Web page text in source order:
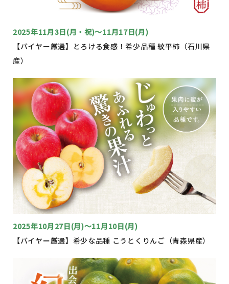
2025年11月3日(月・祝)～11月17日(月)
【バイヤー厳選】とろける食感！希少品種 紋平柿（石川県
産）
2025年10月27日(月)～11月10日(月)
【バイヤー厳選】希少な品種 こうとくりんご（青森県産）